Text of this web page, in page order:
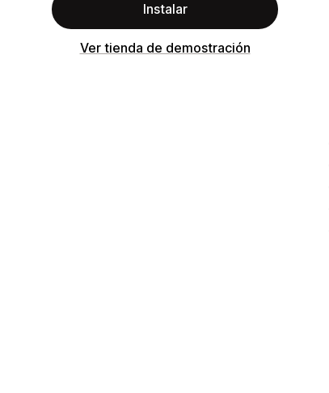
Instalar
Ver tienda de demostración